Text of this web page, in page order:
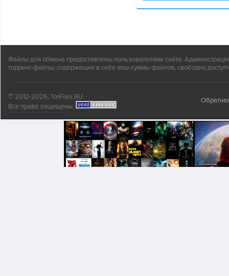
Файлы для обмена предоставлены пользователями сайта.
торрент-файлы, содержащие в себе хеш-суммы файлов, свободно
© 2012-2026, TorFiles.RU
Все права защищены.